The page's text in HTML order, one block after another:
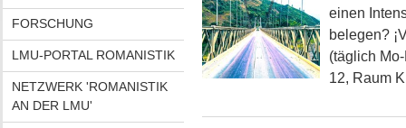
FORSCHUNG
LMU-PORTAL ROMANISTIK
NETZWERK 'ROMANISTIK
AN DER LMU'
einen
belegen?
(täglich
12, Raum